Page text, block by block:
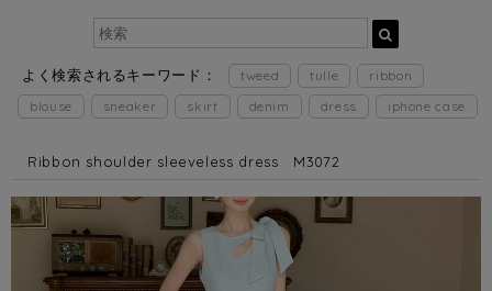
よく検索されるキーワード： tweed tulle
ribbon
blouse
sneaker skirt denim dress iphone case
Ribbon shoulder sleeveless dress M3072